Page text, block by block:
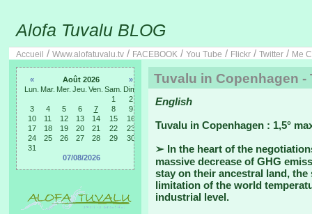
Alofa Tuvalu BLOG
Accueil / Www.alofatuvalu.tv / FACEBOOK / You Tube / Flickr / Twitter / Me
« Août 2026
»
Lun. Mar. Mer. Jeu. Ven. Sam. Dim.
1
2
3
4 5 6 7 8
9
10
11 12 13 14 15
16
17
18 19 20 21 22
23
24
25 26 27 28 29
30
31
07/08/2026
Tuvalu in Copenhagen
English
Tuvalu in Copenhagen : 1,5°
➢ In the heart of the
massive decrease of GHG
stay on their ancestral land,
limitation of the world
industrial level.